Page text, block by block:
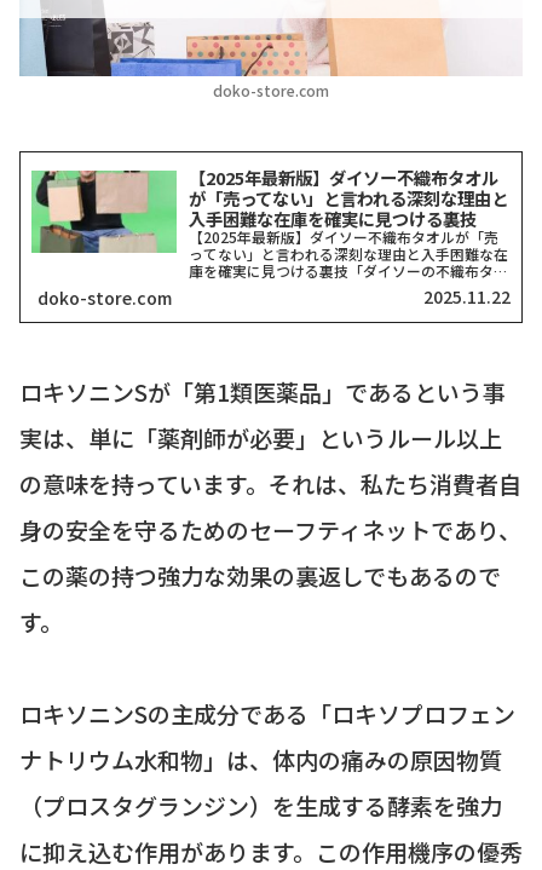
doko-store.com
【2025年最新版】ダイソー不織布タオル
が「売ってない」と言われる深刻な理由と
入手困難な在庫を確実に見つける裏技
【2025年最新版】ダイソー不織布タオルが「売
ってない」と言われる深刻な理由と入手困難な在
庫を確実に見つける裏技「ダイソーの不織布タオ
ルがどこにも売ってない！」そう嘆いている方、
本当に多いですよね。私も探し回った経験がある
ので、その気持ち、...
doko-store.com 2025.11.22
ロキソニンSが「第1類医薬品」であるという事
実は、単に「薬剤師が必要」というルール以上
の意味を持っています。それは、私たち消費者自
身の安全を守るためのセーフティネットであり、
この薬の持つ強力な効果の裏返しでもあるので
す。
ロキソニンSの主成分である「ロキソプロフェン
ナトリウム水和物」は、体内の痛みの原因物質
（プロスタグランジン）を生成する酵素を強力
に抑え込む作用があります。この作用機序の優秀